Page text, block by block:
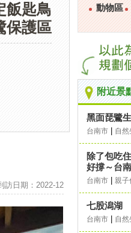
飯匙鳥
保護區
訪日期：2022-12
動物區
附近景
黑面琵鷺
台南市 自然
除了包吃
好撐～台
台南市 親子
七股潟湖
台南市 自然